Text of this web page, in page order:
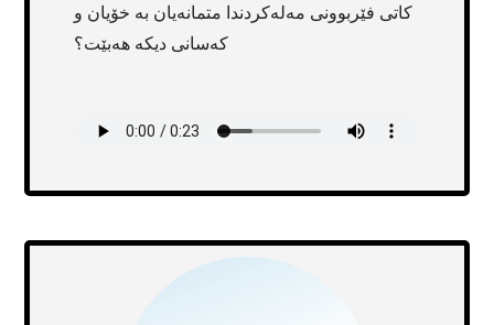
کاتی فێربوونی مەلەکردندا متمانەیان بە خۆیان و
کەسانی دیکە هەبێت؟